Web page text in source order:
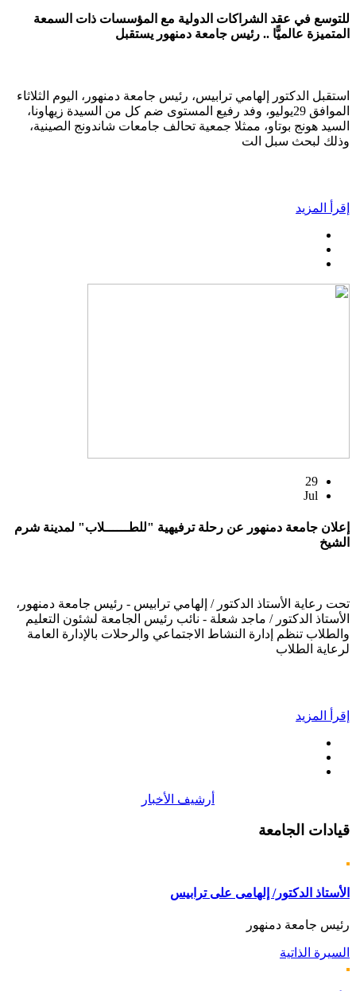
للتوسع في عقد الشراكات الدولية مع المؤسسات ذات السمعة
المتميزة عالميًّا .. رئيس جامعة دمنهور يستقبل
استقبل الدكتور إلهامي ترابيس، رئيس جامعة دمنهور، اليوم الثلاثاء
الموافق 29يوليو، وفد رفيع المستوى ضم كل من السيدة زيهاونا،
السيد هونج بوتاو، ممثلا جمعية تحالف جامعات شاندونج الصينية،
وذلك لبحث سبل الت
إقرأ المزيد
29
Jul
إعلان جامعة دمنهور عن رحلة ترفيهية "للطــــــلاب" لمدينة شرم
الشيخ
تحت رعاية الأستاذ الدكتور / إلهامي ترابيس - رئيس جامعة دمنهور،
الأستاذ الدكتور / ماجد شعلة - نائب رئيس الجامعة لشئون التعليم
والطلاب تنظم إدارة النشاط الاجتماعي والرحلات بالإدارة العامة
لرعاية الطلاب
إقرأ المزيد
أرشيف الأخبار
قيادات الجامعة
الأستاذ الدكتور/ إلهامى على ترابيس
رئيس جامعة دمنهور
السيرة الذاتية